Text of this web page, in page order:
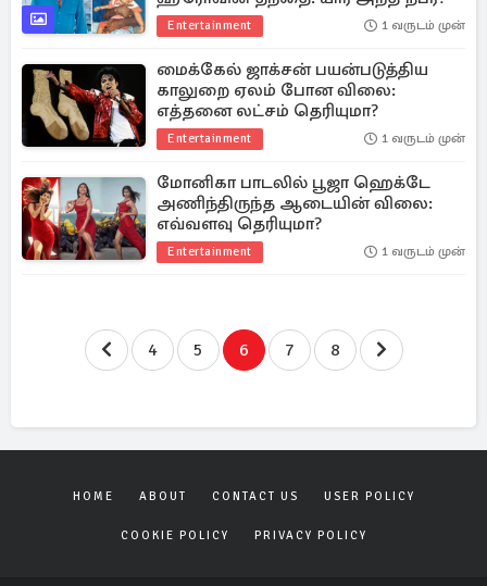
Entertainment 1 வருடம் முன்
மைக்கேல் ஜாக்சன் பயன்படுத்திய
காலுறை ஏலம் போன விலை:
எத்தனை லட்சம் தெரியுமா?
Entertainment 1 வருடம் முன்
மோனிகா பாடலில் பூஜா ஹெக்டே
அணிந்திருந்த ஆடையின் விலை:
எவ்வளவு தெரியுமா?
Entertainment 1 வருடம் முன்
4 5 6 7 8
HOME ABOUT CONTACT US USER POLICY
COOKIE POLICY PRIVACY POLICY